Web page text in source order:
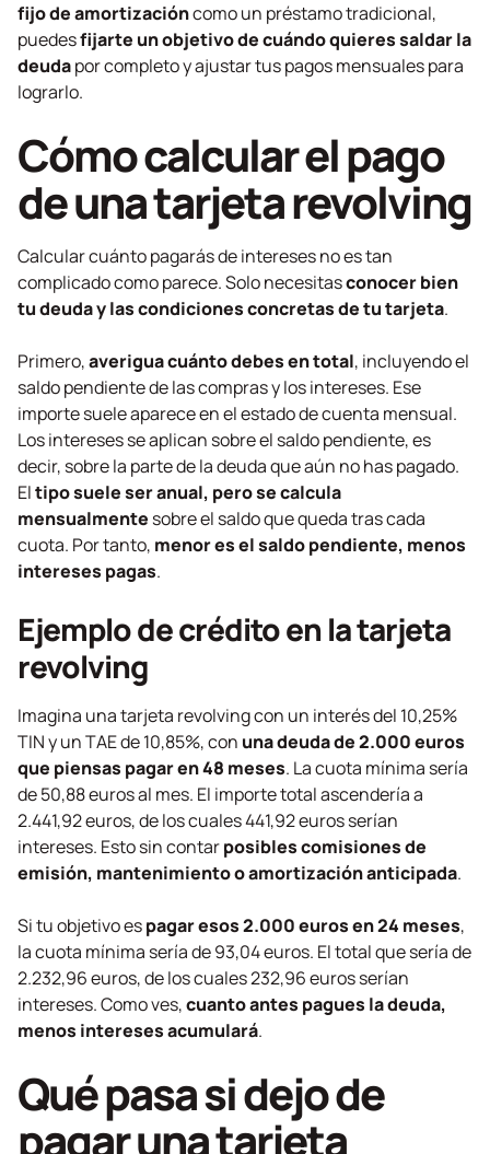
fijo de amortizacióncomo un préstamo tradicional,
puedesfijarte un objetivo de cuándo quieres saldar la
deudapor completo y ajustar tus pagos mensuales para
lograrlo.
Cómo calcular el pago
de una tarjetarevolving
Calcular cuánto pagarás de intereses no es tan
complicado como parece. Solo necesitasconocer bien
tu deuda y las condiciones concretas de tu tarjeta.
Primero,averigua cuánto debes en total, incluyendo el
saldo pendiente de las compras y los intereses. Ese
importe suele aparece en el estado de cuenta mensual.
Los intereses se aplican sobre el saldo pendiente, es
decir, sobre la parte de la deuda que aún no has pagado.
Eltipo suele ser anual, pero se calcula
mensualmente sobre el saldo que queda tras cada
cuota. Por tanto, menor es el saldo pendiente, menos
intereses pagas.
Ejemplo de crédito en la tarjeta
revolving
Imagina una tarjeta revolvingcon un interés del 10,25%
TIN y un TAE de 10,85%, con una deuda de 2.000 euros
que piensas pagar en 48 meses. La cuota mínima sería
de 50,88 euros al mes. El importe total ascendería a
2.441,92 euros, de los cuales 441,92 euros serían
intereses. Esto sin contarposibles comisiones de
emisión, mantenimiento o amortización anticipada.
Si tu objetivo espagar esos 2.000 euros en 24 meses,
la cuota mínima sería de 93,04 euros. El total que sería de
2.232,96 euros, de los cuales 232,96 euros serían
intereses. Como ves,cuanto antes pagues la deuda,
menos intereses acumulará.
Qué pasa si dejo de
pagar una tarjeta